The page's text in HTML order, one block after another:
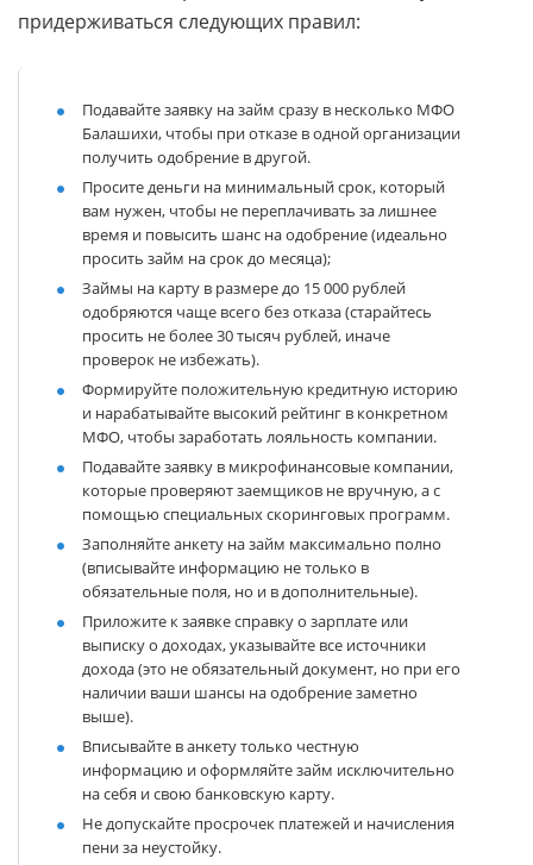
придерживаться следующих правил:
Подавайте заявку на займ сразу в несколько МФО
Балашихи, чтобы при отказе в одной организации
получить одобрение в другой.
Просите деньги на минимальный срок, который
вам нужен, чтобы не переплачивать за лишнее
время и повысить шанс на одобрение (идеально
просить займ на срок до месяца);
Займы на карту в размере до 15 000 рублей
одобряются чаще всего без отказа (старайтесь
просить не более 30 тысяч рублей, иначе
проверок не избежать).
Формируйте положительную кредитную историю
и нарабатывайте высокий рейтинг в конкретном
МФО, чтобы заработать лояльность компании.
Подавайте заявку в микрофинансовые компании,
которые проверяют заемщиков не вручную, а с
помощью специальных скоринговых программ.
Заполняйте анкету на займ максимально полно
(вписывайте информацию не только в
обязательные поля, но и в дополнительные).
Приложите к заявке справку о зарплате или
выписку о доходах, указывайте все источники
дохода (это не обязательный документ, но при его
наличии ваши шансы на одобрение заметно
выше).
Вписывайте в анкету только честную
информацию и оформляйте займ исключительно
на себя и свою банковскую карту.
Не допускайте просрочек платежей и начисления
пени за неустойку.